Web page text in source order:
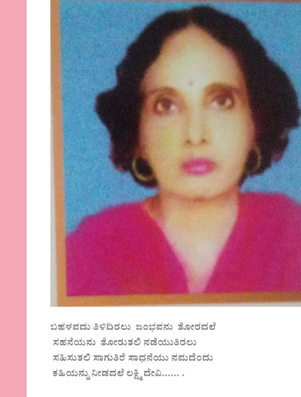
ಬಹಳವದು ತಿಳಿದಿರಲು ಜಂಭವನು ತೋರದಲೆ
ಸಹನೆಯನು ತೋರುತಲಿ ನಡೆಯುತಿರಲು
ಸಹಿಸುತಲಿ ಸಾಗುತಿರೆ ಸಾಧನೆಯು ನಮದೆಂದು
ಕಹಿಯನ್ನು ನೀಡದಲೆ ಲಕ್ಷ್ಮಿ ದೇವಿ…… .